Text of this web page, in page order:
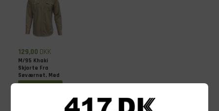
129,00 DKK
M/95 Khaki
Skjorte Fra
Søværnet, Med
Flag, Ubrugt
På lager - Køb nu